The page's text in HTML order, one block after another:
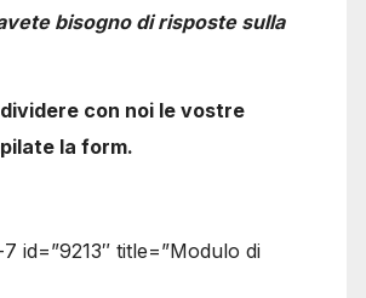
bisogno di risposte sulla
con noi le vostre
la form.
id=”9213″ title=”Modulo di